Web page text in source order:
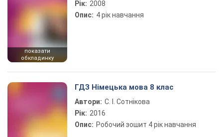
показати
обкладинку
Рік: 2008
Опис: 4 рік навчання
ГДЗ Німецька мова 8 клас
Автори: С. І. Сотнікова
Рік: 2016
Опис:
Робочий зошит 4 рік навчання